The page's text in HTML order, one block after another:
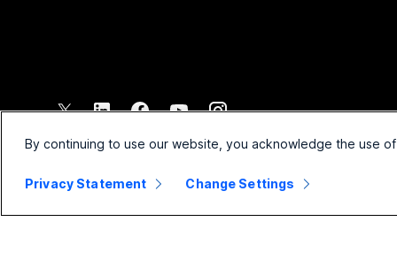
2026 Cisco i/ili povezana pravna lica. Sva prava zadržana.
By continuing to use our website, you acknowledge the use
Privacy Statement Change Settings